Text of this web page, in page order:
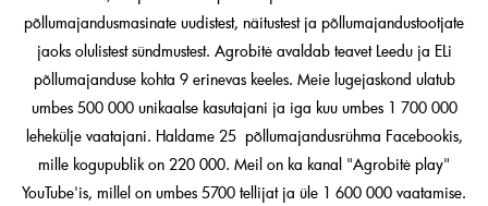
põllumajandusmasinate uudistest, näitustest ja põllumajandustootjate
jaoks olulistest sündmustest. Agrobitė avaldab teavet Leedu ja ELi
põllumajanduse kohta 9 erinevas keeles. Meie lugejaskond ulatub
umbes 500 000 unikaalse kasutajani ja iga kuu umbes 1 700 000
lehekülje vaatajani. Haldame 25 põllumajandusrühma Facebookis,
mille kogupublik on 220 000. Meil on ka kanal "Agrobitė play"
YouTube'is, millel on umbes 5700 tellijat ja üle 1 600 000 vaatamise.